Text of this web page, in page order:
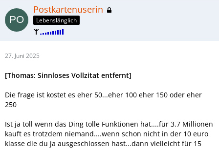
Postkartenuserin
Lebenslänglich
27. Juni 2025
[Thomas: Sinnloses Vollzitat entfernt]
Die frage ist kostet es eher 50...eher 100 eher 150 oder eher
250
Ist ja toll wenn das Ding tolle Funktionen hat....für 3.7 Millionen
kauft es trotzdem niemand....wenn schon nicht in der 10 euro
klasse die du ja ausgeschlossen hast...dann vielleicht für 15